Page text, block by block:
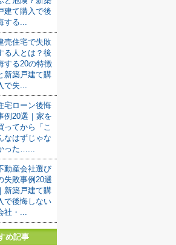
建て購入で後
する...
売住宅で失敗
る人とは？後
する20の特徴
新築戸建て購
で失...
宅ローン後悔
例20選｜家を
ってから「こ
なはずじゃな
った…...
動産会社選び
失敗事例20選
｜新築戸建て購
で後悔しない
社・...
め記事